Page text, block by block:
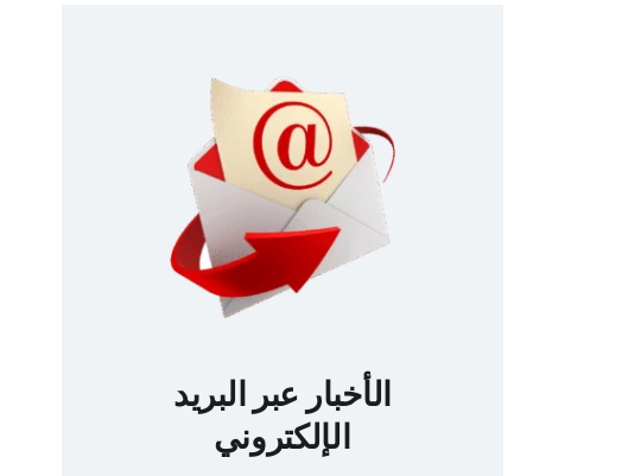
الأخبار عبر البريد
الإلكتروني